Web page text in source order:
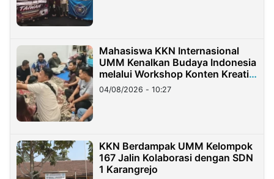
Mahasiswa KKN Internasional
UMM Kenalkan Budaya Indonesia
melalui Workshop Konten Kreatif
di Taiwan
04/08/2026 - 10:27
KKN Berdampak UMM Kelompok
167 Jalin Kolaborasi dengan SDN
1 Karangrejo